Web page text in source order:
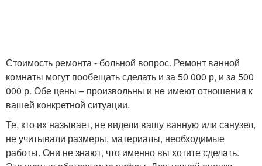
Стоимость ремонта - больной вопрос. Ремонт ванной
комнаты могут пообещать сделать и за 50 000 р, и за 500
000 р. Обе цены – произвольны и не имеют отношения к
вашей конкретной ситуации.
Те, кто их называет, не видели вашу ванную или санузел,
не учитывали размеры, материалы, необходимые
работы. Они не знают, что именно вы хотите сделать.